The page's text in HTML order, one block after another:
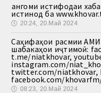
Ҳангоми истифодаи
истинод ба
🕔 20:24, 20.Май 2024
Саҳифаҳои расмии
шабакаҳои иҷтимоӣ:
t.me/niatkhovar,
instagram.com/
twitter.com/niatkhovar,
facebook.com/
🕔 08:23, 20.Май 2024